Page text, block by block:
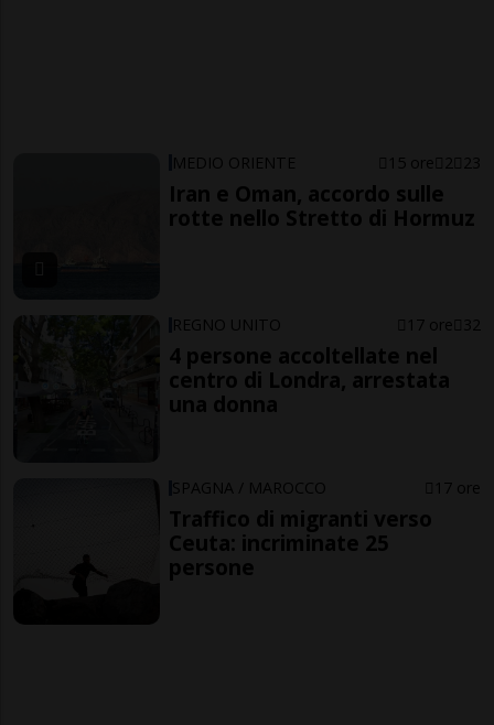
MEDIO ORIENTE 15 ore 2 23
Iran e Oman, accordo sulle
rotte nello Stretto di Hormuz
REGNO UNITO 17 ore 32
4 persone accoltellate nel
centro di Londra, arrestata
una donna
SPAGNA / MAROCCO 17 ore
Traffico di migranti verso
Ceuta: incriminate 25
persone